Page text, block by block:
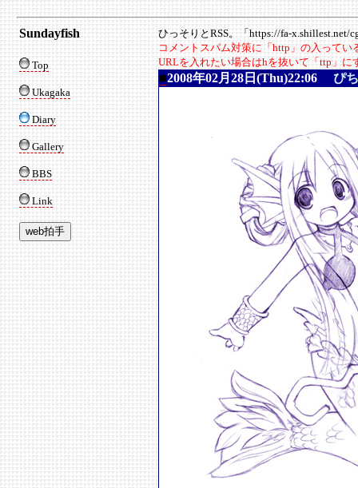
Sundayfish
Top
Ukagaka
Diary
Gallery
BBS
Link
ひっそりとRSS。「https://fa-x.shillest.net/
コメントスパム対策に「http」の入って
URLを入れたい場合はhを抜いて「ttp」に
■2008年02月28日(Thu)22:06 ぴ